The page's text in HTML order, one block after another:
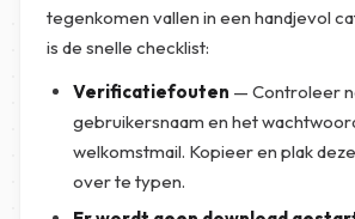
tegenkomen vallen in een handjevol
is de snelle checklist:
Verificatiefouten — Controleer
gebruikersnaam en het
welkomstmail. Kopieer en plak
over te typen.